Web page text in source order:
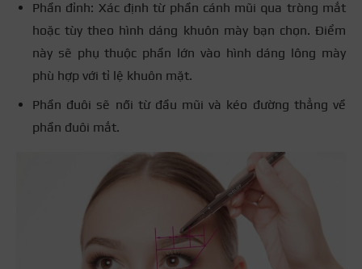
Phần đỉnh: Xác định từ phần cánh mũi qua tròng mắt
hoặc tùy theo hình dáng khuôn mày bạn chọn. Điểm
này sẽ phụ thuộc phần lớn vào hình dáng lông mày
phù hợp với tỉ lệ khuôn mặt.
Phần đuôi sẽ nối từ đầu mũi và kéo đường thẳng về
phần đuôi mắt.